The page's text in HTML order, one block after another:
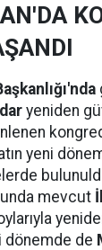
yeniden
yeni
mevcut
dönemde de